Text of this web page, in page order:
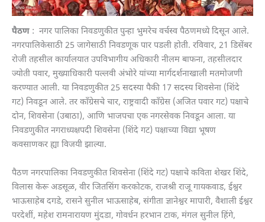
पैठण : नगर पालिका निवडणुकीत पुन्हा भुमरेच वर्चस्व पैठणमध्ये दिसून आले.
नगरपालिकेसाठी 25 जागेसाठी निवडणूक पार पडली होती. रविवार, 21 डिसेंबर
रोजी तहसील कार्यालयात उपविभागीय अधिकारी नीलम बाफना, तहसीलदार
ज्योती पवार, मुख्याधिकारी पल्लवी अंभोरे यांच्या मार्गदर्शनाखाली मतमोजणी
करण्यात आली. या निवडणुकीत 25 सदस्या पैकी 17 सदस्य शिवसेना (शिंदे
गट) निवडून आले. तर काँग्रेसचे चार, राष्ट्रवादी काँग्रेस (अजित पवार गट) पक्षाचे
दोन, शिवसेना (उबाठा), आणि भाजपचा एक नगरसेवक निवडून आला. या
निवडणुकीत नगराध्यक्षपदी शिवसेना (शिंदे गट) पक्षाच्या विद्या भूषण
कवसाणकर ह्या विजयी झाल्या.
पैठण नगरपालिका निवडणुकीत शिवसेना (शिंदे गट) पक्षाचे कविता शेखर शिंदे,
विलास केरू अडसूळ, वीर जितसिंग करकोटक, राजश्री राजू गायकवाड, ईश्वर
भाऊसाहेब दगडे, रासने सुनील भाऊसाहेब, संगीता ज्ञानेश्वर मापारी, वैशाली ईश्वर
परदेशीं, महेश रामनारायण मुंदडा, गोवर्धन हरभान टाक, मंगल सुनील हिंगे,